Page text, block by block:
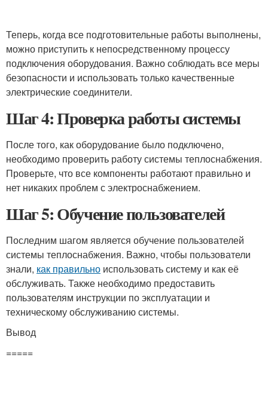
Теперь, когда все подготовительные работы выполнены,
можно приступить к непосредственному процессу
подключения оборудования. Важно соблюдать все меры
безопасности и использовать только качественные
электрические соединители.
Шаг 4: Проверка работы системы
После того, как оборудование было подключено,
необходимо проверить работу системы теплоснабжения.
Проверьте, что все компоненты работают правильно и
нет никаких проблем с электроснабжением.
Шаг 5: Обучение пользователей
Последним шагом является обучение пользователей
системы теплоснабжения. Важно, чтобы пользователи
знали, как правильно использовать систему и как её
обслуживать. Также необходимо предоставить
пользователям инструкции по эксплуатации и
техническому обслуживанию системы.
Вывод
=====